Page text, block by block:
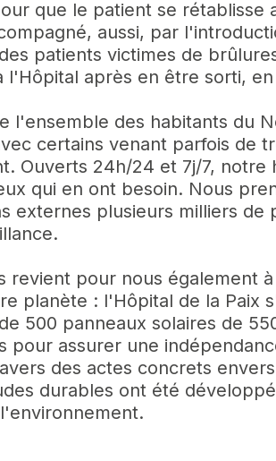
que le patient se rétablisse
aussi, par
patients victimes de
l'Hôpital après en être sorti,
l'ensemble des habitants du
certains venant parfois de
Ouverts 24h/24 et 7j/7, notre
qui en ont besoin. Nous
externes plusieurs milliers de
revient pour nous également
planète : l'Hôpital de la Paix
500 panneaux solaires de
pour assurer une
des actes concrets
durables ont été